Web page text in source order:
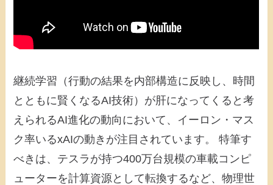
継続学習（行動の結果を内部構造に反映し、時間
とともに賢くなるAI技術）が肝になってくると考
えられるAI進化の動向において、イーロン・マス
ク率いるxAIの動きが注目されています。 特筆す
べきは、テスラが持つ400万台規模の車載コンピ
ューターを計算資源として転換するなど、物理世